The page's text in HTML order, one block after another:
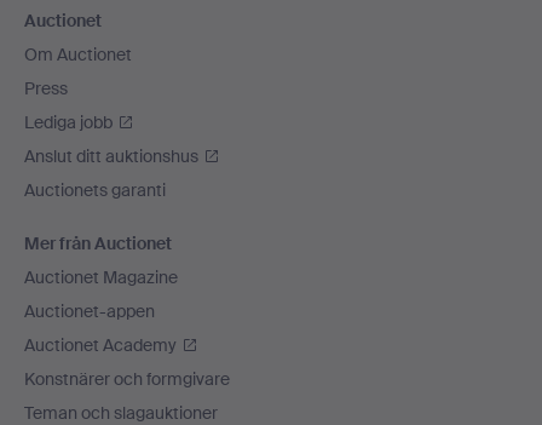
Auctionet
Om Auctionet
Press
Lediga jobb
Anslut ditt auktionshus
Auctionets garanti
Mer från Auctionet
Auctionet Magazine
Auctionet-appen
Auctionet Academy
Konstnärer och formgivare
Teman och slagauktioner